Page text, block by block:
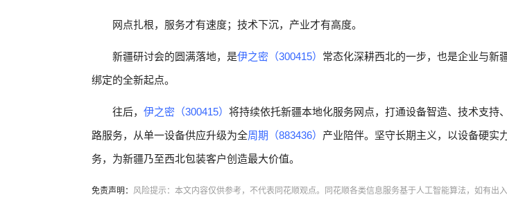
网点扎根，服务才有速度；技术下沉，产业才有高度。
新疆研讨会的圆满落地，是伊之密（300415） 常态化深耕西北的一步，也是企业与新
绑定的全新起点。
往后， 伊之密（300415） 将持续依托新疆本地化服务网点，打通设备智造、技术支持
路服务，从单一设备供应升级为全周期（883436） 产业陪伴。坚守长期主义，以设备硬实
务，为新疆乃至西北包装客户创造最大价值。
免责声明： 风险提示：本文内容仅供参考，不代表同花顺观点。同花顺各类信息服务基于人工智能算法，如有出